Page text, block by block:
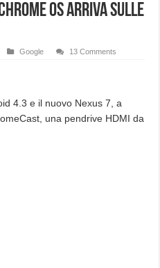
OS arriva sulle
Google 13 Comments
4.3 e il nuovo Nexus 7, a
una pendrive HDMI da